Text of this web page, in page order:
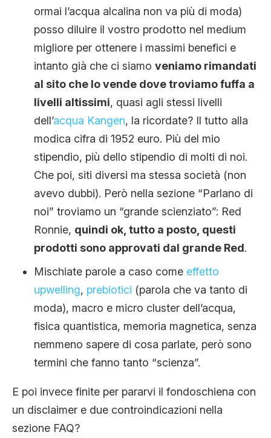
ormai l’acqua alcalina non va più di moda)
posso diluire il vostro prodotto nel medium
migliore per ottenere i massimi benefici e
intanto già che ci siamo veniamo rimandati
al sito che lo vende dove troviamo fuffa a
livelli altissimi, quasi agli stessi livelli
dell’acqua Kangen, la ricordate? Il tutto alla
modica cifra di 1952 euro. Più del mio
stipendio, più dello stipendio di molti di noi.
Che poi, siti diversi ma stessa società (non
avevo dubbi). Però nella sezione “Parlano di
noi” troviamo un “grande scienziato”: Red
Ronnie, quindi ok, tutto a posto, questi
prodotti sono approvati dal grande Red.
Mischiate parole a caso come effetto
upwelling, prebiotici (parola che va tanto di
moda), macro e micro cluster dell’acqua,
fisica quantistica, memoria magnetica, senza
nemmeno sapere di cosa parlate, però sono
termini che fanno tanto “scienza”.
E poi invece finite per pararvi il fondoschiena con
un disclaimer e due controindicazioni nella
sezione FAQ?